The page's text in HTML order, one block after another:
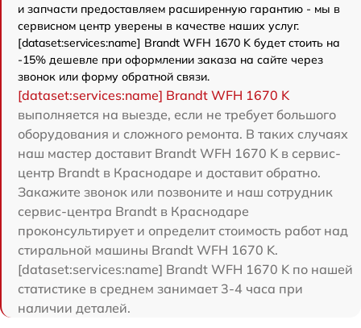
и запчасти предоставляем расширенную гарантию - мы в
сервисном центр уверены в качестве наших услуг.
[dataset:services:name] Brandt WFH 1670 K будет стоить на
-15% дешевле при оформлении заказа на сайте через
звонок или форму обратной связи.
[dataset:services:name] Brandt WFH 1670 K
выполняется на выезде, если не требует большого
оборудования и сложного ремонта. В таких случаях
наш мастер доставит Brandt WFH 1670 K в сервис-
центр Brandt в Краснодаре и доставит обратно.
Закажите звонок или позвоните и наш сотрудник
сервис-центра Brandt в Краснодаре
проконсультирует и определит стоимость работ над
стиральной машины Brandt WFH 1670 K.
[dataset:services:name] Brandt WFH 1670 K по нашей
статистике в среднем занимает 3-4 часа при
наличии деталей.